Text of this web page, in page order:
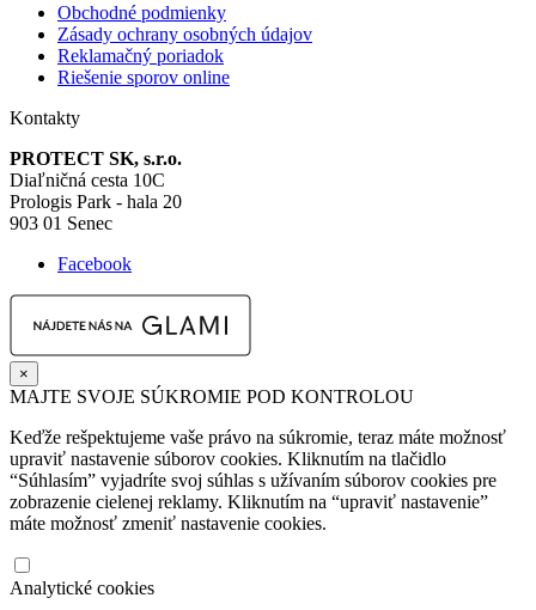
Obchodné podmienky
Zásady ochrany osobných údajov
Reklamačný poriadok
Riešenie sporov online
Kontakty
PROTECT SK, s.r.o.
Diaľničná cesta 10C
Prologis Park - hala 20
903 01 Senec
Facebook
×
MAJTE SVOJE SÚKROMIE POD KONTROLOU
Keďže rešpektujeme vaše právo na súkromie, teraz máte možnosť
upraviť nastavenie súborov cookies. Kliknutím na tlačidlo
“Súhlasím” vyjadríte svoj súhlas s užívaním súborov cookies pre
zobrazenie cielenej reklamy. Kliknutím na “upraviť nastavenie”
máte možnosť zmeniť nastavenie cookies.
Analytické cookies